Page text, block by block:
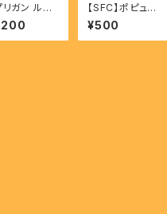
リガン ルナ
ース - SPRI
LUNAR
【PS】
【SFC】ポピュラ
ス - POPULOU
S
¥500